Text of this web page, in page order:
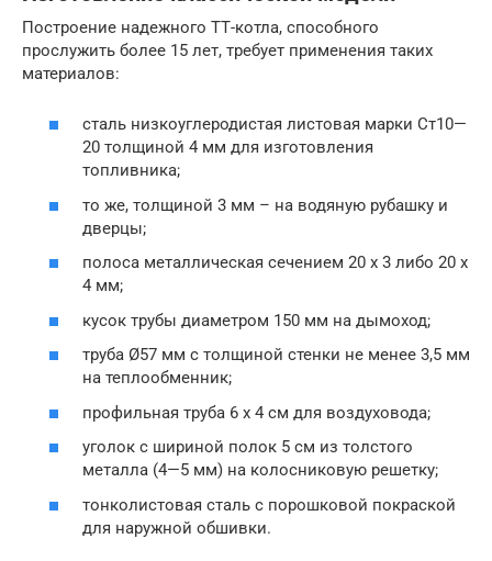
Построение надежного ТТ-котла, способного
прослужить более 15 лет, требует применения таких
материалов:
сталь низкоуглеродистая листовая марки Ст10—
20 толщиной 4 мм для изготовления
топливника;
то же, толщиной 3 мм – на водяную рубашку и
дверцы;
полоса металлическая сечением 20 х 3 либо 20 х
4 мм;
кусок трубы диаметром 150 мм на дымоход;
труба Ø57 мм с толщиной стенки не менее 3,5 мм
на теплообменник;
профильная труба 6 х 4 см для воздуховода;
уголок с шириной полок 5 см из толстого
металла (4—5 мм) на колосниковую решетку;
тонколистовая сталь с порошковой покраской
для наружной обшивки.